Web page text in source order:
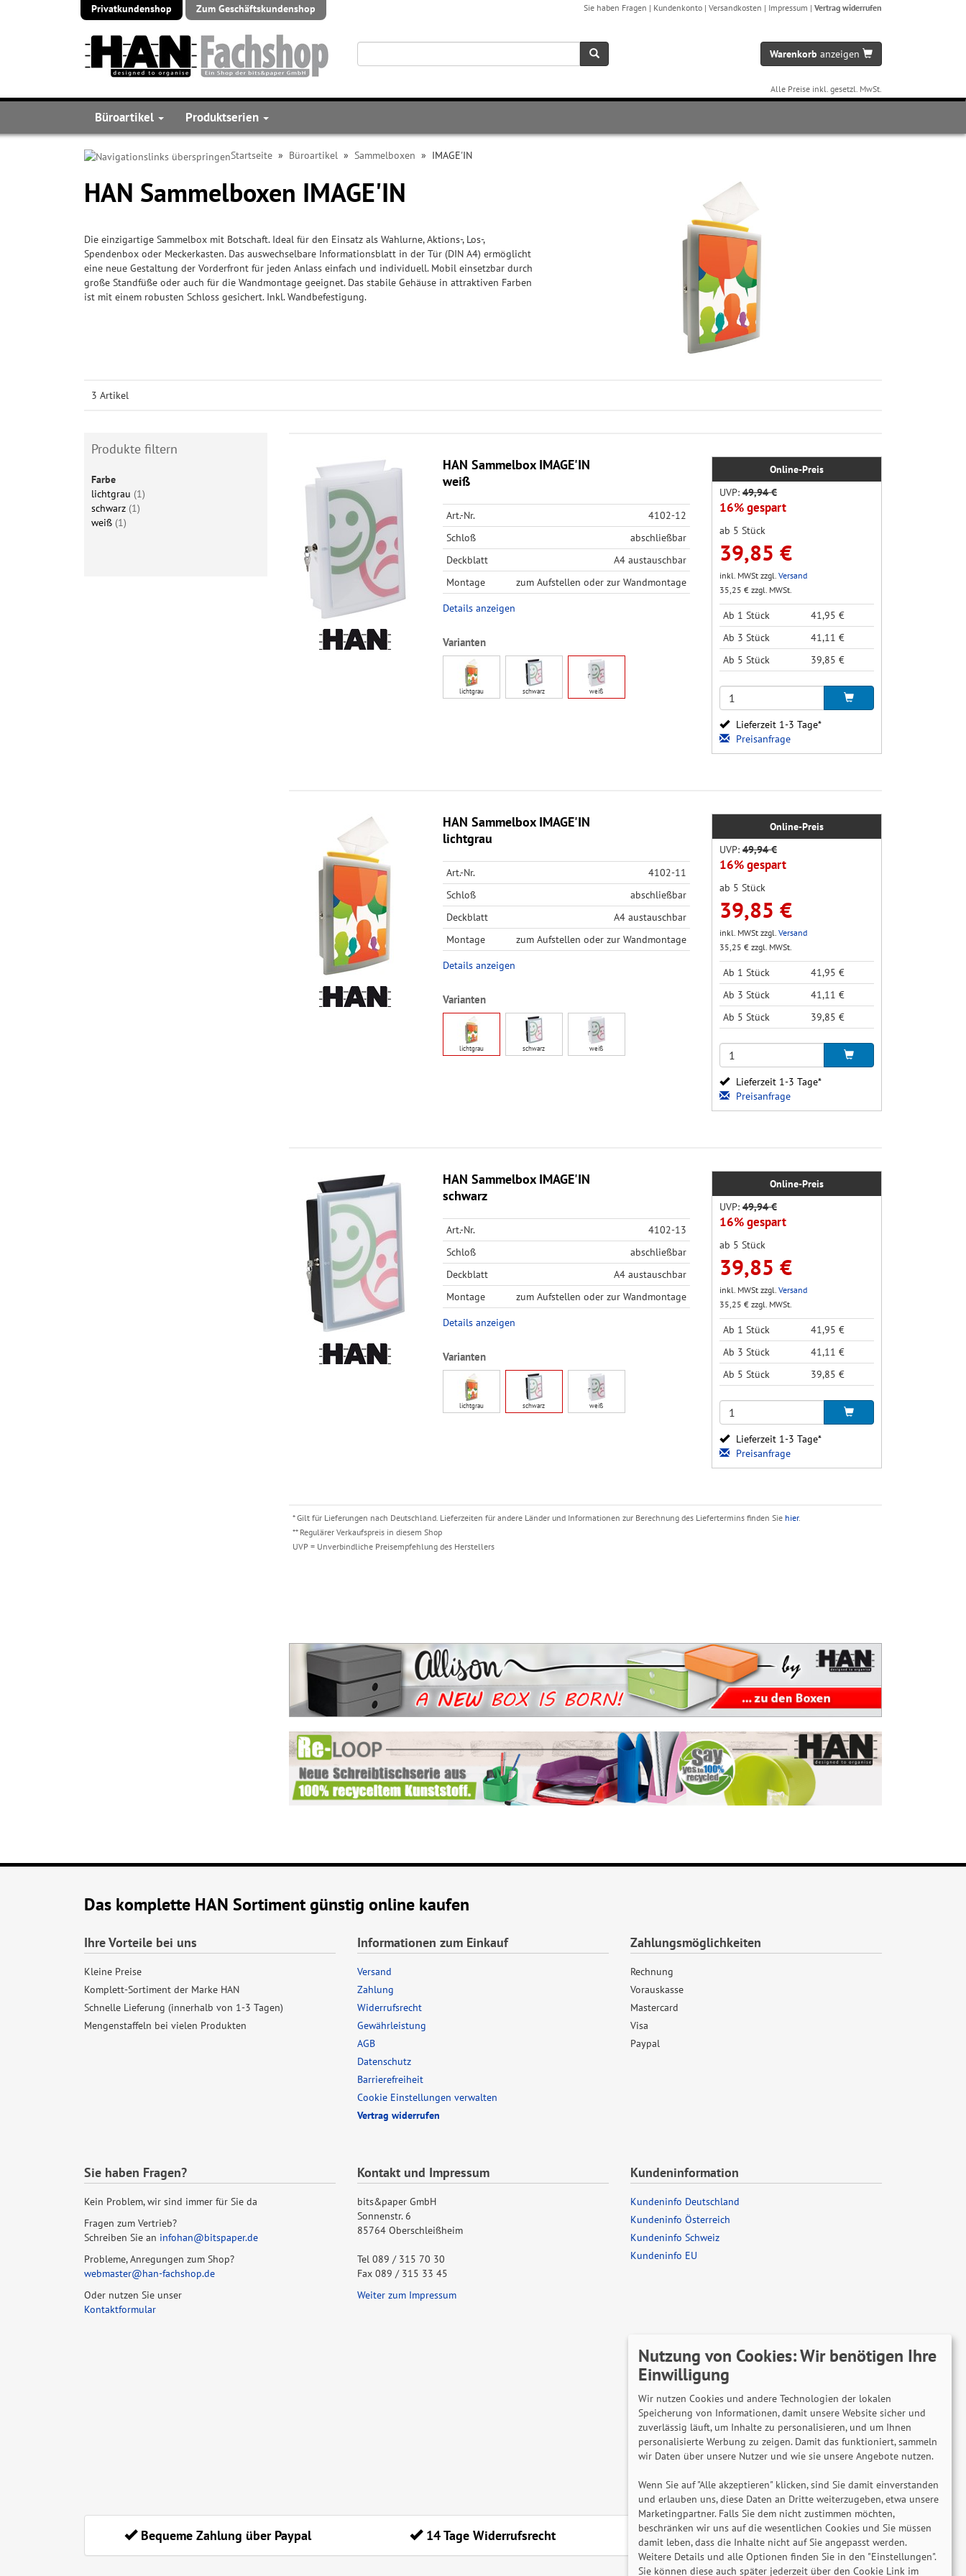
Privatkundenshop Zum Geschäftskundenshop Sie haben Fragen | Kundenkonto | Versandkosten | Impressum | Vertrag widerrufen
Warenkorb anzeigen
Alle Preise inkl. gesetzl. MwSt.
Büroartikel Produktserien
Startseite » Büroartikel » Sammelboxen » IMAGE'IN
HAN Sammelboxen IMAGE'IN
Die einzigartige Sammelbox mit Botschaft. Ideal für den Einsatz als Wahlurne, Aktions-, Los-,
Spendenbox oder Meckerkasten. Das auswechselbare Informationsblatt in der Tür (DIN A4) ermöglicht
eine neue Gestaltung der Vorderfront für jeden Anlass einfach und individuell. Mobil einsetzbar durch
große Standfüße oder auch für die Wandmontage geeignet. Das stabile Gehäuse in attraktiven Farben
ist mit einem robusten Schloss gesichert. Inkl. Wandbefestigung.
3 Artikel
Produkte filtern
Farbe
lichtgrau (1)
schwarz (1)
weiß (1)
HAN Sammelbox IMAGE'IN
weiß
Art.-Nr.
4102-12
Schloß
abschließbar
Deckblatt
A4 austauschbar
Montage
zum Aufstellen oder zur Wandmontage
Details anzeigen
Varianten
lichtgrau schwarz weiß
Online-Preis
UVP:49,94 €
16% gespart
ab 5 Stück
39,85 €
inkl. MWSt zzgl. Versand
35,25 € zzgl. MWSt.
Ab 1 Stück
41,95 €
Ab 3 Stück
41,11 €
Ab 5 Stück
39,85 €
Lieferzeit 1-3 Tage*
Preisanfrage
HAN Sammelbox IMAGE'IN
lichtgrau
Art.-Nr.
4102-11
Schloß
abschließbar
Deckblatt
A4 austauschbar
Montage
zum Aufstellen oder zur Wandmontage
Details anzeigen
Varianten
lichtgrau schwarz weiß
Online-Preis
UVP:49,94 €
16% gespart
ab 5 Stück
39,85 €
inkl. MWSt zzgl. Versand
35,25 € zzgl. MWSt.
Ab 1 Stück
41,95 €
Ab 3 Stück
41,11 €
Ab 5 Stück
39,85 €
Lieferzeit 1-3 Tage*
Preisanfrage
HAN Sammelbox IMAGE'IN
schwarz
Art.-Nr.
4102-13
Schloß
abschließbar
Deckblatt
A4 austauschbar
Montage
zum Aufstellen oder zur Wandmontage
Details anzeigen
Varianten
lichtgrau schwarz weiß
Online-Preis
UVP:49,94 €
16% gespart
ab 5 Stück
39,85 €
inkl. MWSt zzgl. Versand
35,25 € zzgl. MWSt.
Ab 1 Stück
41,95 €
Ab 3 Stück
41,11 €
Ab 5 Stück
39,85 €
Lieferzeit 1-3 Tage*
Preisanfrage
* Gilt für Lieferungen nach Deutschland. Lieferzeiten für andere Länder und Informationen zur Berechnung des Liefertermins finden Sie hier.
** Regulärer Verkaufspreis in diesem Shop
UVP = Unverbindliche Preisempfehlung des Herstellers
Das komplette HAN Sortiment günstig online kaufen
Ihre Vorteile bei uns
Kleine Preise
Komplett-Sortiment der Marke HAN
Schnelle Lieferung (innerhalb von 1-3 Tagen)
Mengenstaffeln bei vielen Produkten
Informationen zum Einkauf
Versand
Zahlung
Widerrufsrecht
Gewährleistung
AGB
Datenschutz
Barrierefreiheit
Cookie Einstellungen verwalten
Vertrag widerrufen
Zahlungsmöglichkeiten
Rechnung
Vorauskasse
Mastercard
Visa
Paypal
Sie haben Fragen?
Kein Problem, wir sind immer für Sie da
Fragen zum Vertrieb?
Schreiben Sie an infohan@bitspaper.de
Probleme, Anregungen zum Shop?
webmaster@han-fachshop.de
Oder nutzen Sie unser
Kontaktformular
Kontakt und Impressum
bits&paper GmbH
Sonnenstr. 6
85764 Oberschleißheim
Tel 089 / 315 70 30
Fax 089 / 315 33 45
Weiter zum Impressum
Kundeninformation
Kundeninfo Deutschland
Kundeninfo Österreich
Kundeninfo Schweiz
Kundeninfo EU
Wir versenden mit
Lieferung auch an Packstationen und Postfilialen
Samstagszustellung
Bequeme Zahlung über Paypal 14 Tage Widerrufsrecht 2 Jahre Gewährleistung
Nutzung von Cookies: Wir benötigen Ihre
Einwilligung
Wir nutzen Cookies und andere Technologien der lokalen
Speicherung von Informationen, damit unsere Website sicher und
zuverlässig läuft, um Inhalte zu personalisieren, und um Ihnen
personalisierte Werbung zu zeigen. Damit das funktioniert, sammeln
wir Daten über unsere Nutzer und wie sie unsere Angebote nutzen.
Wenn Sie auf "Alle akzeptieren" klicken, sind Sie damit einverstanden
und erlauben uns, diese Daten an Dritte weiterzugeben, etwa unsere
Marketingpartner. Falls Sie dem nicht zustimmen möchten,
beschränken wir uns auf die wesentlichen Cookies und Sie müssen
damit leben, dass die Inhalte nicht auf Sie angepasst werden.
Weitere Details und alle Optionen finden Sie in den "Einstellungen".
Sie können diese auch später jederzeit über den Cookie Link im